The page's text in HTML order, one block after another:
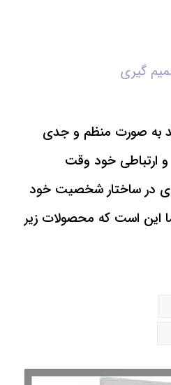
گیری
به صورت منظم و جدی
ارتباطی خود وقت
در ساختار شخصیت خود
این است که محصولات زیر